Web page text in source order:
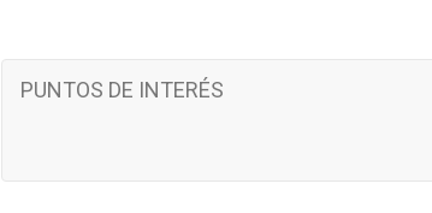
PUNTOS DE INTERÉS